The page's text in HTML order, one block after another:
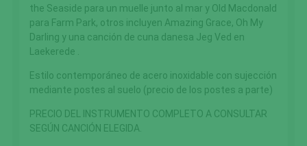
the Seaside para un muelle junto al mar y Old Macdonald
para Farm Park, otros incluyen Amazing Grace, Oh My
Darling y una canción de cuna danesa Jeg Ved en
Laekerede .
Estilo contemporáneo de acero inoxidable con sujección
mediante postes al suelo (precio de los postes a parte)
PRECIO DEL INSTRUMENTO COMPLETO A CONSULTAR
SEGÚN CANCIÓN ELEGIDA.